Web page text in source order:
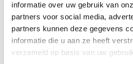
informatie over uw gebruik van
partners voor social media,
partners kunnen deze gegevens
informatie die u aan ze heeft
verzameld op basis van uw